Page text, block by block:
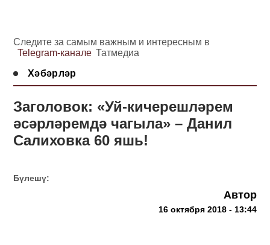
Следите за самым важным и интересным в
Telegram-канале Татмедиа
Хәбәрләр
Заголовок: «Уй-кичерешләрем
әсәрләремдә чагыла» – Данил
Салиховка 60 яшь!
Бүлешү:
Автор
16 октября 2018 - 13:44